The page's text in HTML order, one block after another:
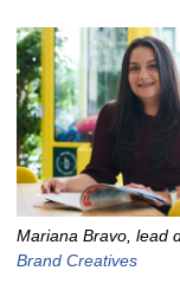
Mariana Bravo, lead
Brand Creatives